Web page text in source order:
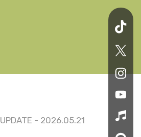
UPDATE - 2026.05.21